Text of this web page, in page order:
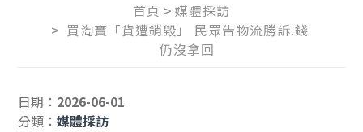
首頁
媒體採訪
買淘寶「貨遭銷毀」 民眾告物流勝訴.錢
仍沒拿回
日期： 2026-06-01
分類：媒體採訪